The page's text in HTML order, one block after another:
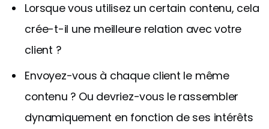
Lorsque vous utilisez un certain contenu, cela
crée-t-il une meilleure relation avec votre
client ?
Envoyez-vous à chaque client le même
contenu ? Ou devriez-vous le rassembler
dynamiquement en fonction de ses intérêts